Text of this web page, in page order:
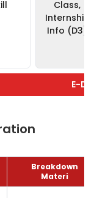
Class,
Internship
Info (D3)
E-
Breakdown
Materi